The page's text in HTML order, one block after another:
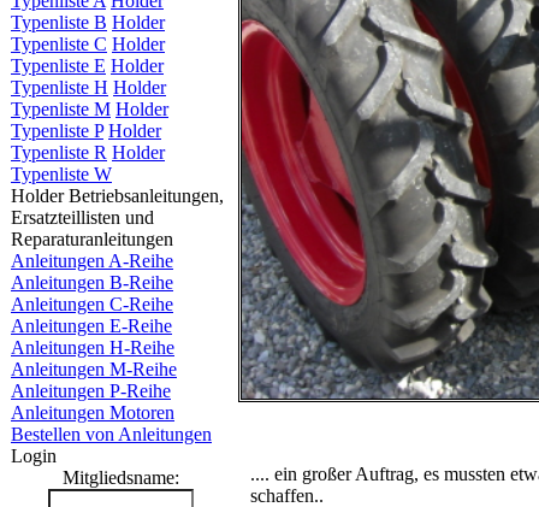
Typenliste B Holder
Typenliste C Holder
Typenliste E Holder
Typenliste H Holder
Typenliste M Holder
Typenliste P Holder
Typenliste R Holder
Typenliste W
Holder Betriebsanleitungen,
Ersatzteillisten und
Reparaturanleitungen
Anleitungen A-Reihe
Anleitungen B-Reihe
Anleitungen C-Reihe
Anleitungen E-Reihe
Anleitungen H-Reihe
Anleitungen M-Reihe
Anleitungen P-Reihe
Anleitungen Motoren
Bestellen von Anleitungen
Login
Mitgliedsname:
.... ein großer Auftrag, es mussten
schaffen..